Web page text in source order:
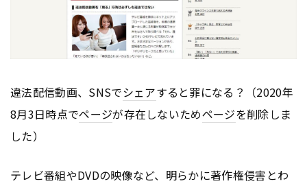
違法配信動画、SNSでシェアすると罪になる？（2020年
8月3日時点でページが存在しないためページを削除しま
した）
テレビ番組やDVDの映像など、明らかに著作権侵害とわ